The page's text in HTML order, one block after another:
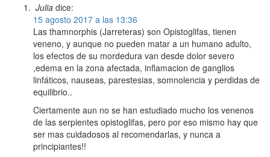
Julia dice:
15 agosto 2017 a las 13:36
Las thamnorphis (Jarreteras) son Opistoglifas, tienen
veneno, y aunque no pueden matar a un humano adulto,
los efectos de su mordedura van desde dolor severo
,edema en la zona afectada, inflamacion de ganglios
linfáticos, nauseas, parestesias, somnolencia y perdidas de
equilibrio..
Ciertamente aun no se han estudiado mucho los venenos
de las serpientes opistoglifas, pero por eso mismo hay que
ser mas cuidadosos al recomendarlas, y nunca a
principiantes!!